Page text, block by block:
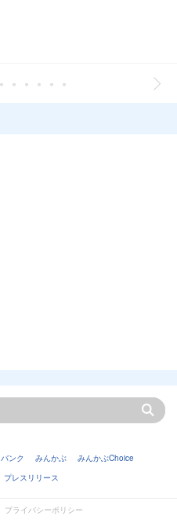
バンク みんかぶ
みんかぶChoice
プレスリリース
プライバシーポリシー